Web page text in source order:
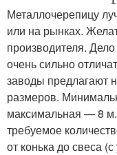
Металлочерепицу
или на рынках.
производителя.
очень сильно
заводы предлагают
размеров.
максимальная — 8 м.
требуемое
от конька до свеса